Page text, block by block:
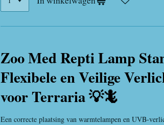
Zoo Med Repti Lamp
Flexibele en Veilige
voor Terraria 💡🦎
Een correcte plaatsing van warmtelampen en UVB-